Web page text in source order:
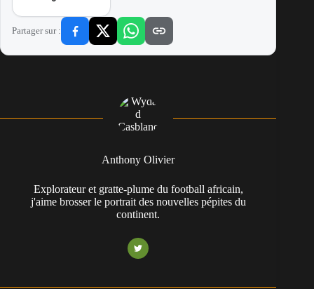
Partager sur :
Anthony Olivier
Explorateur et gratte-plume du football africain,
j'aime brosser le portrait des nouvelles pépites du
continent.